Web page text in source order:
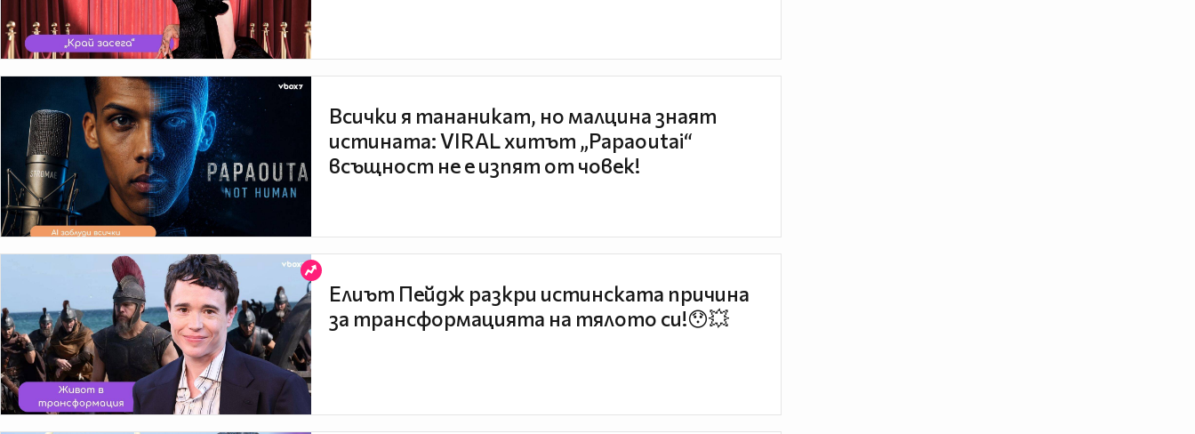
Всички я тананикат, но малцина знаят
истината: VIRAL хитът „Papaoutai“
всъщност не е изпят от човек!
Елиът Пейдж разкри истинската причина
за трансформацията на тялото си!😯💥